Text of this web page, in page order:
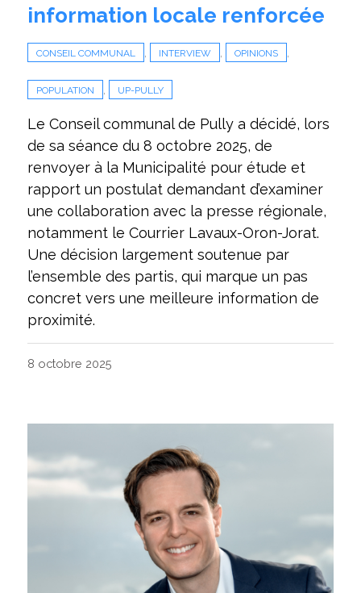
information locale renforcée
CONSEIL COMMUNAL INTERVIEW OPINIONS
POPULATION UP-PULLY
Le Conseil communal de Pully a décidé, lors
de sa séance du 8 octobre 2025, de
renvoyer à la Municipalité pour étude et
rapport un postulat demandant d’examiner
une collaboration avec la presse régionale,
notamment le Courrier Lavaux-Oron-Jorat.
Une décision largement soutenue par
l’ensemble des partis, qui marque un pas
concret vers une meilleure information de
proximité.
8 octobre 2025